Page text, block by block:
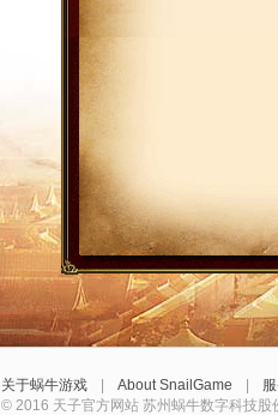
关于蜗牛游戏 About SnailGame
© 2016 天子官方网站 苏州蜗牛数字科技